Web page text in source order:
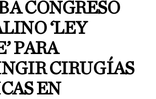
CONGRESO
‘LEY
PARA
CIRUGÍAS
EN